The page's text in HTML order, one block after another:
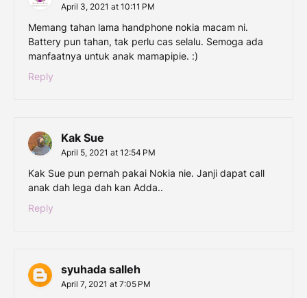
April 3, 2021 at 10:11 PM
Memang tahan lama handphone nokia macam ni.
Battery pun tahan, tak perlu cas selalu. Semoga ada
manfaatnya untuk anak mamapipie. :)
Reply
Kak Sue
April 5, 2021 at 12:54 PM
Kak Sue pun pernah pakai Nokia nie. Janji dapat call
anak dah lega dah kan Adda..
Reply
syuhada salleh
April 7, 2021 at 7:05 PM